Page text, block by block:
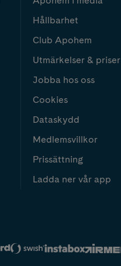
Hållbarhet
Club Apohem
Utmärkelser & priser
Jobba hos oss
Cookies
Dataskydd
Medlemsvillkor
Prissättning
Ladda ner vår app